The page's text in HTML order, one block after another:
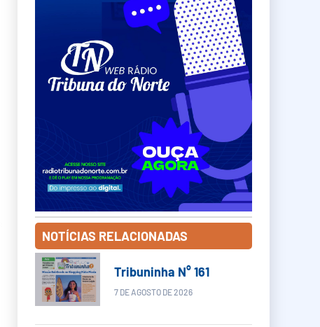
NOTÍCIAS RELACIONADAS
Tribuninha N° 161
7 DE AGOSTO DE 2026